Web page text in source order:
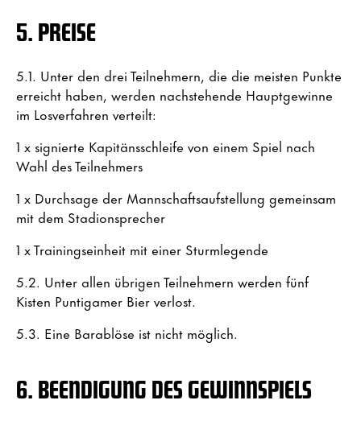
5. PREISE
5.1. Unter den drei Teilnehmern, die die meisten Punkte
erreicht haben, werden nachstehende Hauptgewinne
im Losverfahren verteilt:
1 x signierte Kapitänsschleife von einem Spiel nach
Wahl des Teilnehmers
1 x Durchsage der Mannschaftsaufstellung gemeinsam
mit dem Stadionsprecher
1 x Trainingseinheit mit einer Sturmlegende
5.2. Unter allen übrigen Teilnehmern werden fünf
Kisten Puntigamer Bier verlost.
5.3. Eine Barablöse ist nicht möglich.
6. BEENDIGUNG DES GEWINNSPIELS